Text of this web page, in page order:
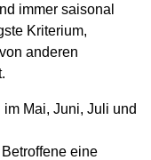
immer saisonal
Kriterium,
anderen
Mai, Juni, Juli und
eine